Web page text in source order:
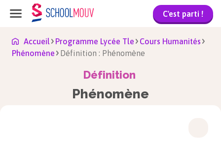
C'est parti !
Accueil Programme Lycée Tle
Cours Humanités
Phénomène
Définition : Phénomène
Définition
Phénomène